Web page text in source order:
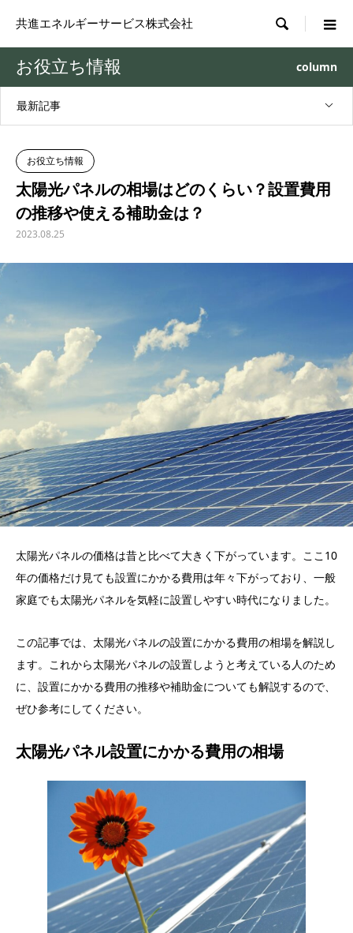
共進エネルギーサービス株式会社 
お役立ち情報 column
最新記事
お役立ち情報
太陽光パネルの相場はどのくらい？設置費用
の推移や使える補助金は？
2023.08.25
太陽光パネルの価格は昔と比べて大きく下がっています。ここ10
年の価格だけ見ても設置にかかる費用は年々下がっており、一般
家庭でも太陽光パネルを気軽に設置しやすい時代になりました。
この記事では、太陽光パネルの設置にかかる費用の相場を解説し
ます。これから太陽光パネルの設置しようと考えている人のため
に、設置にかかる費用の推移や補助金についても解説するので、
ぜひ参考にしてください。
太陽光パネル設置にかかる費用の相場